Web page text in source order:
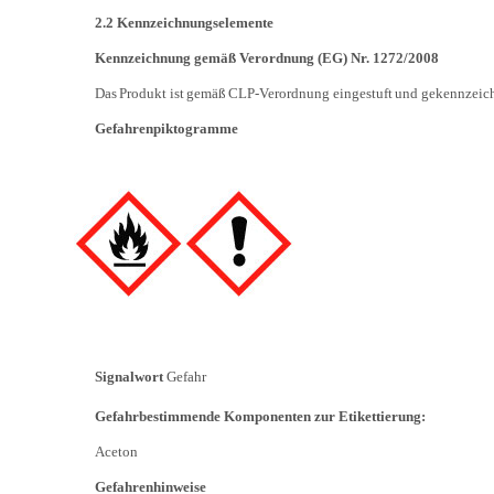
2.2 Kennzeichnungselemente
Kennzeichnung gemäß Verordnung (EG) Nr. 1272/2008
DasProdukt istgemäß CLP-Verordnung eingestuftund
Gefahrenpiktogramme
Signalwort Gefahr
Gefahrbestimmende Komponenten zur Etikettierung:
Aceton
Gefahrenhinweise